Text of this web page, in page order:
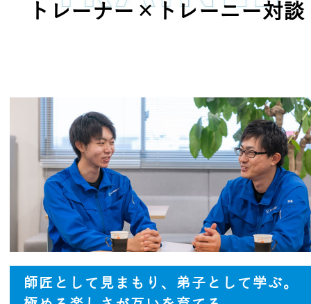
トレーナー×トレーニー対談
師匠として見まもり、弟子として学ぶ。